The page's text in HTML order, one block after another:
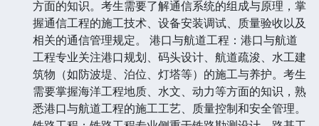
方面的知识。考生需要了解通信系统的组成与原理，掌
握通信工程的施工技术、设备安装调试、质量验收以及
相关的通信管理规定。 港口与航道工程：港口与航道
工程专业关注港口规划、码头设计、航道疏浚、水工建
筑物（如防波堤、泊位、灯塔等）的施工与养护。考生
需要掌握海洋工程地质、水文、动力等方面的知识，熟
悉港口与航道工程的施工工艺、质量控制和安全管理。